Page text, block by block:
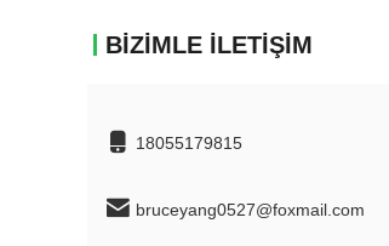
BIZIMLE İLETIŞIM
18055179815
bruceyang0527@foxmail.com